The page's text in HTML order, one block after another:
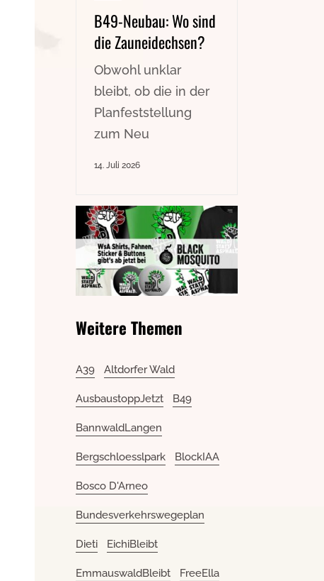
B49-Neubau: Wo sind
die Zauneidechsen?
Obwohl unklar
bleibt, ob die in der
Planfeststellung
zum Neu
14. Juli 2026
Weitere Themen
A39 Altdorfer Wald
AusbaustoppJetzt B49
BannwaldLangen
Bergschloesslpark BlockIAA
Bosco D'Arneo
Bundesverkehrswegeplan
Dieti EichiBleibt
EmmauswaldBleibt FreeElla